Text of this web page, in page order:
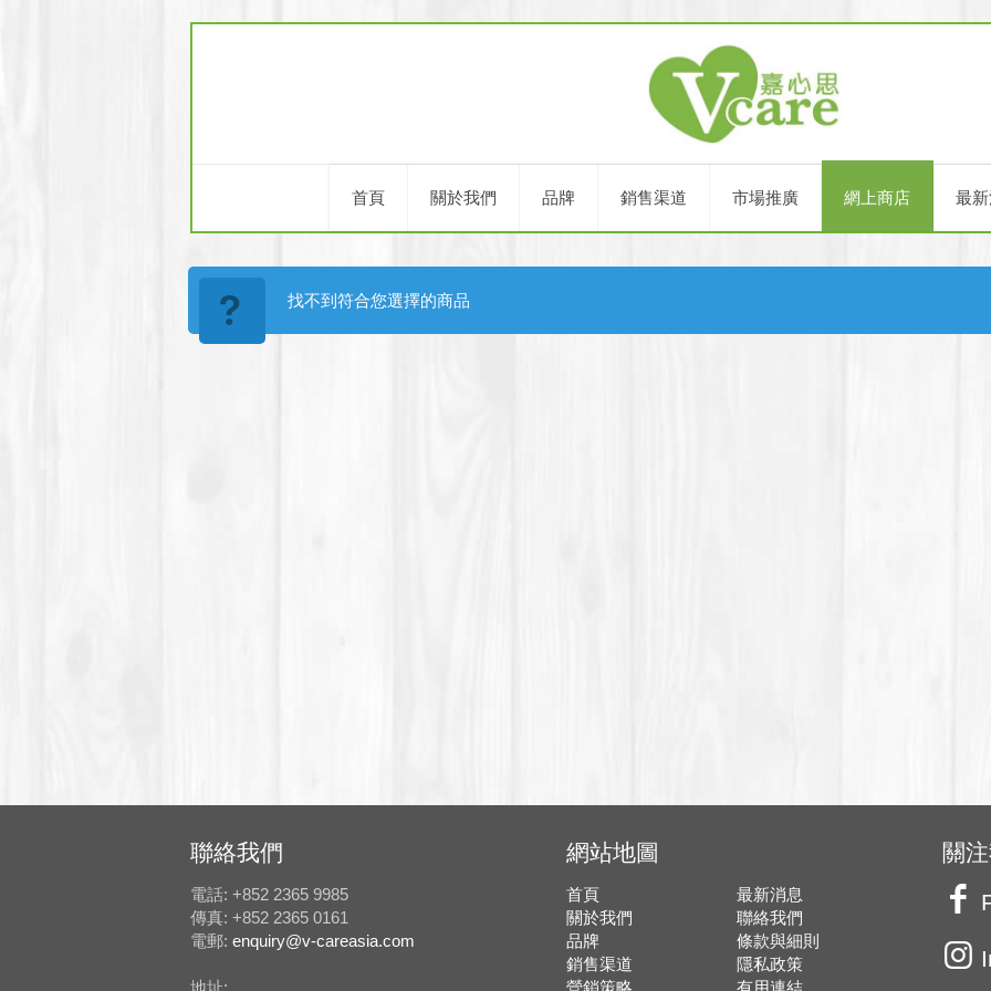
首頁 關於我們 品牌 銷售渠道 市場推廣 網上商店 最
找不到符合您選擇的商品
聯絡我們
電話: +852 2365 9985
傳真: +852 2365 0161
電郵:enquiry@v-careasia.com
網站地圖
首頁
關於我們
品牌
銷售渠道
最新消息
聯絡我們
條款與細則
隱私政策
關